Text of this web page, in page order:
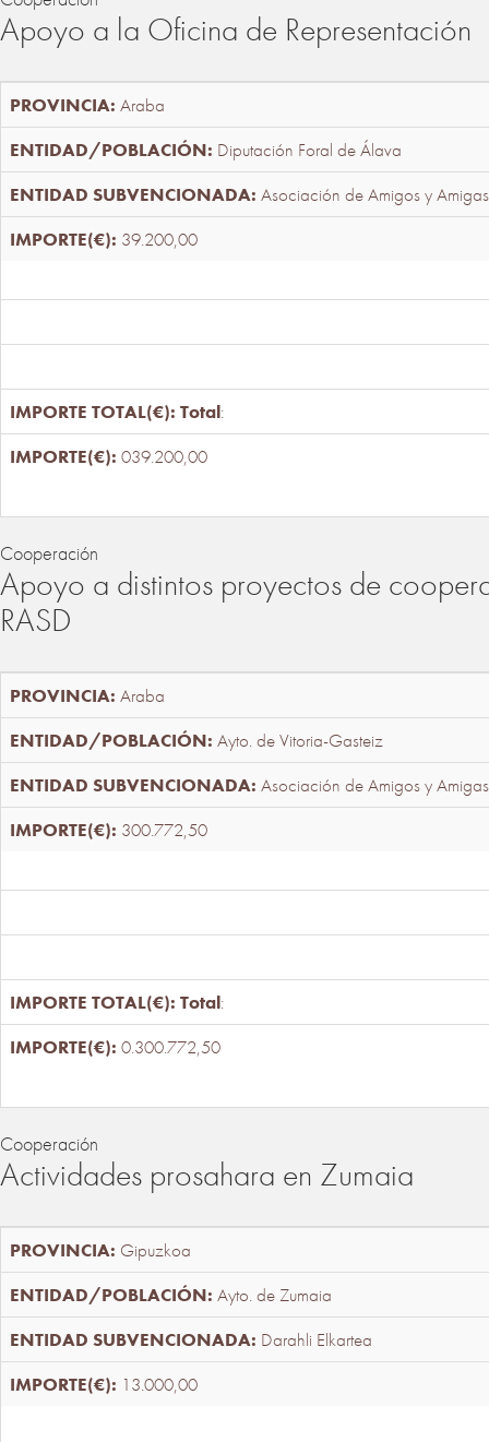
Apoyo a la Oficina de Representación
Araba
Diputación Foral de Álava
Asociación de Amigos y
39.200,00
Total:
039.200,00
Cooperación
Apoyo a distintos proyectos de
RASD
Araba
Ayto. de Vitoria-Gasteiz
Asociación de Amigos y
300.772,50
Total:
0.300.772,50
Cooperación
Actividades prosahara en Zumaia
Gipuzkoa
Ayto. de Zumaia
Darahli Elkartea
13.000,00